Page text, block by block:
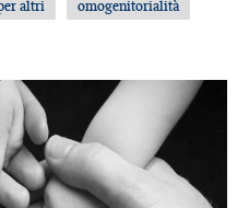
altri omogenitorialità